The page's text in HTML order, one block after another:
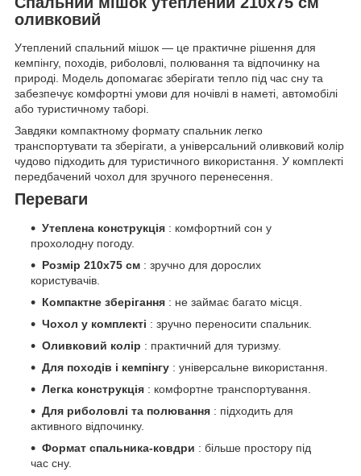
оливковий
Утеплений спальний мішок — це практичне рішення для
кемпінгу, походів, риболовлі, полювання та відпочинку на
природі. Модель допомагає зберігати тепло під час сну та
забезпечує комфортні умови для ночівлі в наметі, автомобілі
або туристичному таборі.
Завдяки компактному формату спальник легко
транспортувати та зберігати, а універсальний оливковий колір
чудово підходить для туристичного використання. У комплекті
передбачений чохол для зручного перенесення.
Переваги
Утеплена конструкція : комфортний сон у
прохолодну погоду.
Розмір 210х75 см : зручно для дорослих
користувачів.
Компактне зберігання : не займає багато місця.
Чохол у комплекті : зручно переносити спальник.
Оливковий колір : практичний для туризму.
Для походів і кемпінгу : універсальне використання.
Легка конструкція : комфортне транспортування.
Для риболовлі та полювання : підходить для
активного відпочинку.
Формат спальника-ковдри : більше простору під
час сну.